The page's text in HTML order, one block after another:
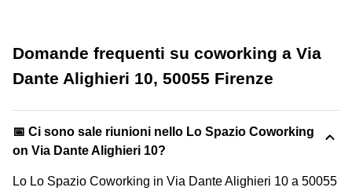
Domande frequenti su coworking a Via
Dante Alighieri 10, 50055 Firenze
📅 Ci sono sale riunioni nello Lo Spazio Coworking
on Via Dante Alighieri 10?
Lo Lo Spazio Coworking in Via Dante Alighieri 10 a 50055